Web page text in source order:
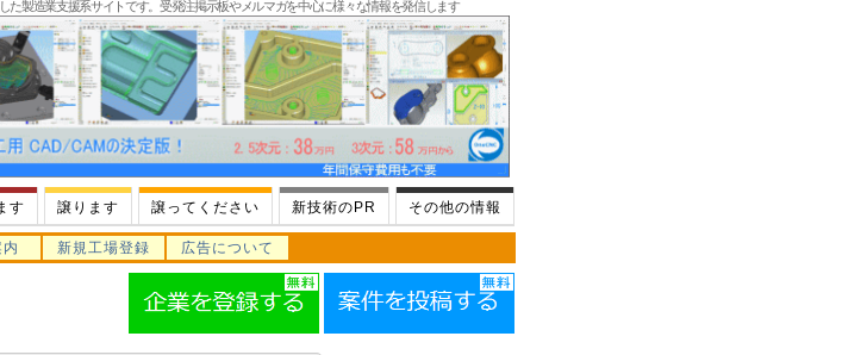
た製造業支援系サイトです。受発注掲示板やメルマガを中心に様々な情報を発信します
す 譲ります 譲ってください 新技術のPR その他の情報
新規工場登録 広告について